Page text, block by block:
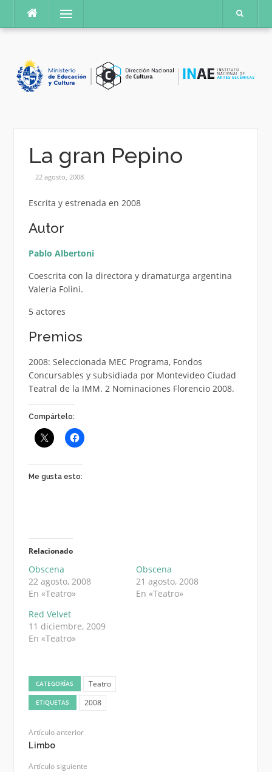
contenido
Menú
La gran Pepino
22 agosto, 2008
Escrita y estrenada en 2008
Autor
Pablo Albertoni
Coescrita con la directora y dramaturga argentina
Valeria Folini.
5 actores
Premios
2008: Seleccionada MEC Programa, Fondos
Concursables y subsidiada por Montevideo Ciudad
Teatral de la IMM. 2 Nominaciones Florencio 2008.
Compártelo:
Me gusta esto:
Relacionado
Obscena
22 agosto, 2008
En «Teatro»
Obscena
21 agosto, 2008
En «Teatro»
Red Velvet
11 diciembre, 2009
En «Teatro»
CATEGORÍAS Teatro
ETIQUETAS 2008
Artículo anterior
Limbo
Artículo siguiente